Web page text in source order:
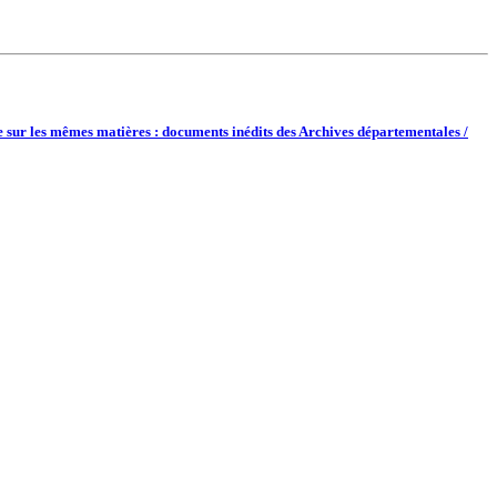
les mêmes matières : documents inédits des Archives départementales /